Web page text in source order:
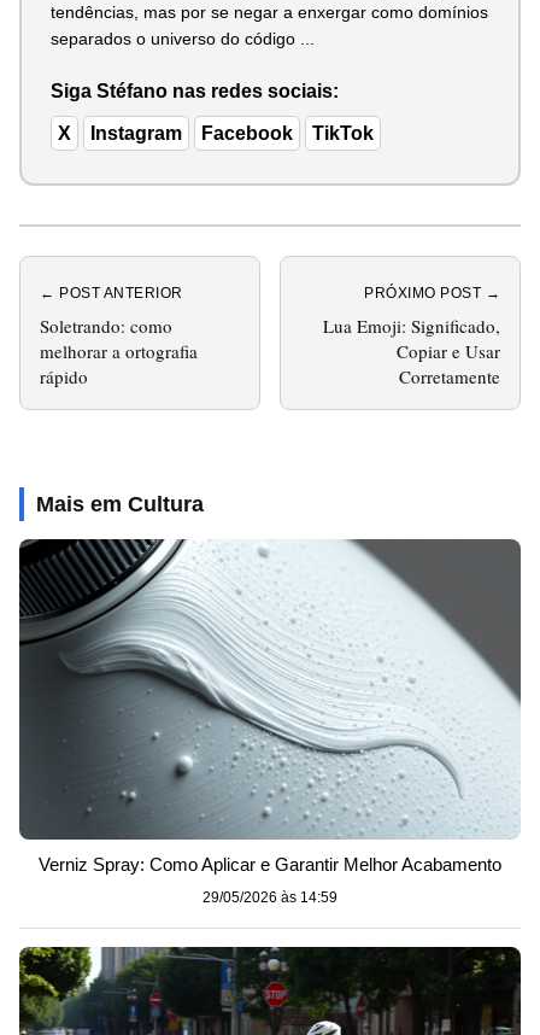
tendências, mas por se negar a enxergar como domínios
separados o universo do código ...
Siga Stéfano nas redes sociais:
X Instagram Facebook TikTok
← POST ANTERIOR
Soletrando: como
melhorar a ortografia
rápido
PRÓXIMO POST →
Lua Emoji: Significado,
Copiar e Usar
Corretamente
Mais em Cultura
Verniz Spray: Como Aplicar e Garantir Melhor Acabamento
29/05/2026 às 14:59